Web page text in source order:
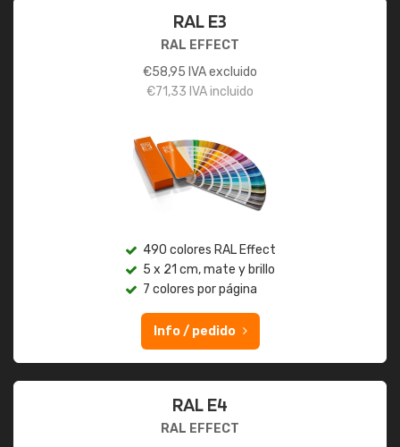
RAL E3
RAL EFFECT
€58,95 IVA excluido
€71,33 IVA incluido
490 colores RAL Effect
5 x 21 cm, mate y brillo
7 colores por página
Info / pedido
RAL E4
RAL EFFECT